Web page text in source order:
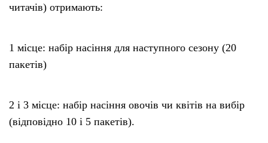
читачів) отримають:
1 місце: набір насіння для наступного сезону (20
пакетів)
2 і 3 місце: набір насіння овочів чи квітів на вибір
(відповідно 10 і 5 пакетів).